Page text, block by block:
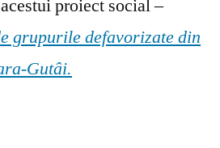
proiect social –
grupurile defavorizate din
Gutâi.